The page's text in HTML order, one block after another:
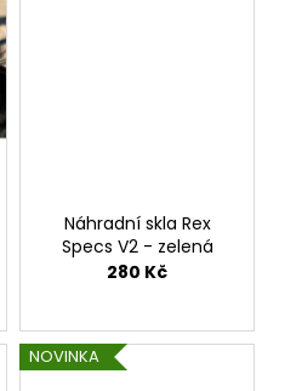
Náhradní skla Rex
Specs V2 - zelená
280 Kč
NOVINKA